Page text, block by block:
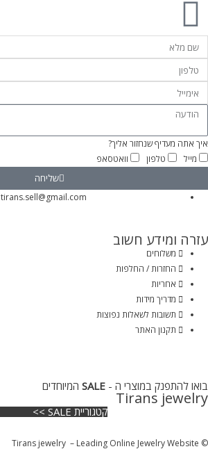
איך אתה מעדיף שנחזור אליך?
מייל
טלפון וואטסאפ
שליחה
tirans.sell@gmail.com
עזרה ומידע חשוב
משלוחים
החזרות / החלפות
אחריות
מדריך מידות
תשובות לשאלות נפוצות
תקנון האתר
בואו להתפנק במוצרי ה - SALE המיוחדים
Tirans jewelry
קטגוריית SALE >>
© Tirans jewelry – Leading Online Jewelry Website